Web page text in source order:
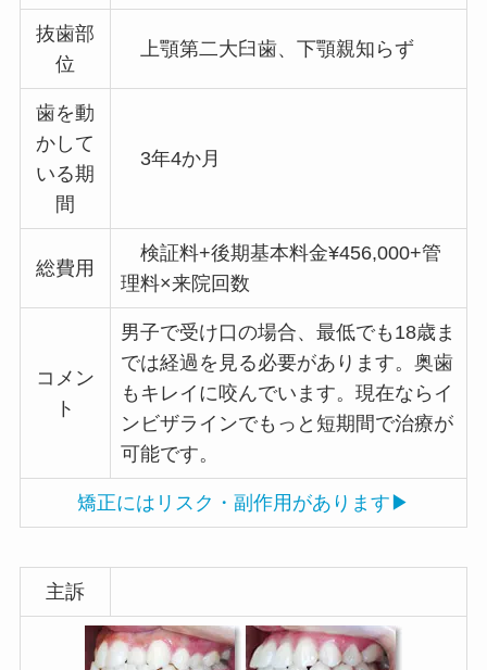
抜歯部
位
上顎第二大臼歯、下顎親知らず
歯を動
かして
いる期
間
3年4か月
総費用
検証料+後期基本料金¥456,000+管
理料×来院回数
コメン
ト
男子で受け口の場合、最低でも18歳ま
では経過を見る必要があります。奥歯
もキレイに咬んでいます。現在ならイ
ンビザラインでもっと短期間で治療が
可能です。
矯正にはリスク・副作用があります▶
主訴